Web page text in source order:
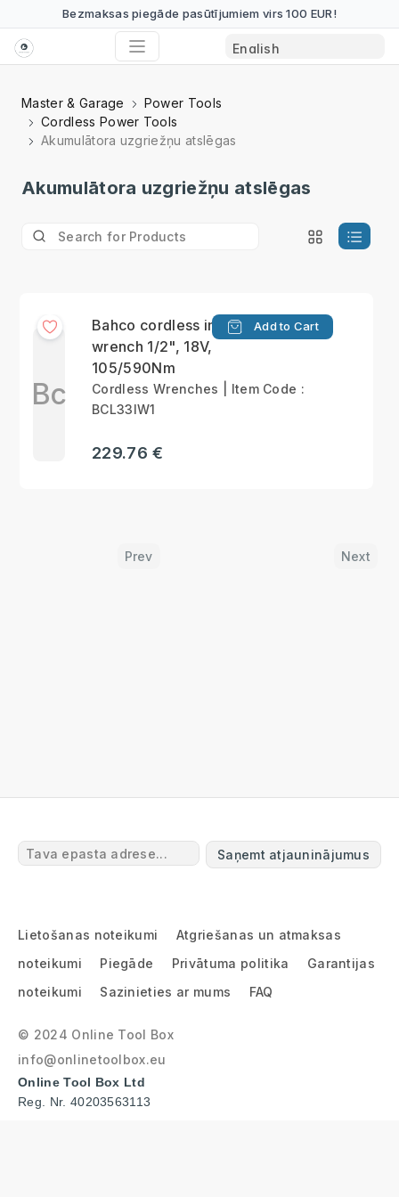
Bezmaksas piegāde pasūtījumiem virs 100 EUR!
Master & Garage
Power Tools
Cordless Power Tools
Akumulātora uzgriežņu atslēgas
Akumulātora uzgriežņu atslēgas
Bc
Bahco cordless impact
wrench 1/2", 18V,
105/590Nm
Add to Cart
Cordless Wrenches | Item Code :
BCL33IW1
229.76 €
Prev Next
Saņemt atjauninājumus
Lietošanas noteikumi
Atgriešanas un atmaksas
noteikumi
Piegāde Privātuma politika
Garantijas
noteikumi
Sazinieties ar mums FAQ
© 2024 Online Tool Box
info@onlinetoolbox.eu
Online Tool Box Ltd
Reg. Nr. 40203563113